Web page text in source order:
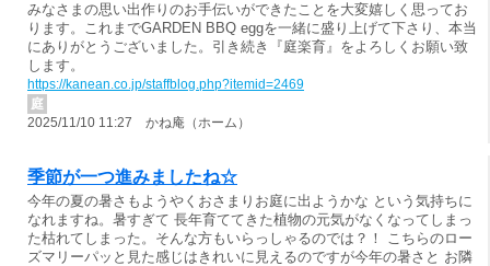
みなさまの思い出作りのお手伝いができたことを大変嬉しく思ってお
ります。これまでGARDEN BBQ eggを一緒に盛り上げて下さり、本当
にありがとうございました。引き続き『庭楽育』をよろしくお願い致
します。
https://kanean.co.jp/staffblog.php?itemid=2469
庭
2025/11/10 11:27 かね庵（ホーム）
季節が一つ進みましたね☆
今年の夏の暑さもようやくおさまりお庭に出ようかな という気持ちに
なれますね。暑すぎて 長年育ててきた植物の元気がなくなってしまっ
た枯れてしまった。そんな方もいらっしゃるのでは？！ こちらのロー
ズマリーパッと見た感じはきれいに見えるのですが今年の暑さと お隣